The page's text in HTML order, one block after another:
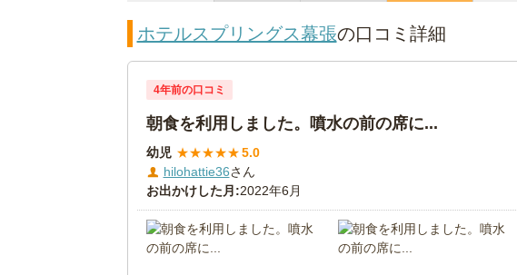
ホテルスプリングス幕張の口コミ詳細
4年前の口コミ
朝食を利用しました。噴水の前の席に...
幼児 ★★★★★5.0
hilohattie36さん
お出かけした月:2022年6月